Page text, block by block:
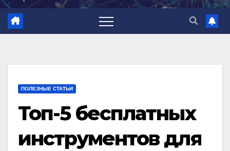
ПОЛЕЗНЫЕ СТАТЬИ
Топ-5 бесплатных
инструментов для